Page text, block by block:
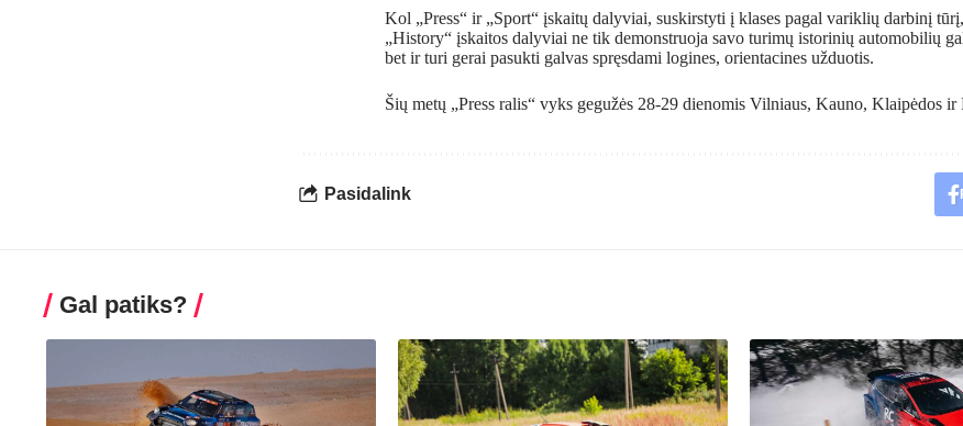
Kol „Press“ ir „Sport“ įskaitų dalyviai, suskirstyti į klases pagal variklių darbinį
„History“ įskaitos dalyviai ne tik demonstruoja savo turimų istorinių automobilių
bet ir turi gerai pasukti galvas spręsdami logines, orientacines užduotis.
Šių metų „Press ralis“ vyks gegužės 28-29 dienomis Vilniaus, Kauno, Klaipėdos ir
Pasidalink
Gal patiks?